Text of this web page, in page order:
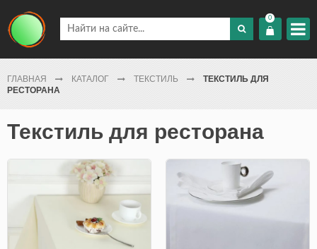
0
ГЛАВНАЯ КАТАЛОГ ТЕКСТИЛЬ
ТЕКСТИЛЬ ДЛЯ
РЕСТОРАНА
Текстиль для ресторана